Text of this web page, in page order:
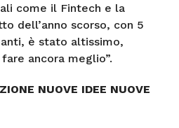
come il Fintech e la
dell’anno scorso, con 5
è stato altissimo,
ancora meglio”.
NUOVE IDEE NUOVE